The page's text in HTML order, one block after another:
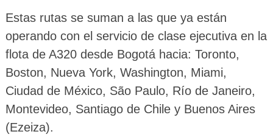
Estas rutas se suman a las que ya están
operando con el servicio de clase ejecutiva en la
flota de A320 desde Bogotá hacia: Toronto,
Boston, Nueva York, Washington, Miami,
Ciudad de México, São Paulo, Río de Janeiro,
Montevideo, Santiago de Chile y Buenos Aires
(Ezeiza).